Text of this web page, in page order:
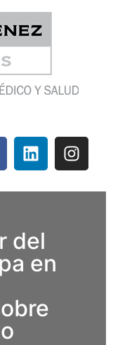
del
en